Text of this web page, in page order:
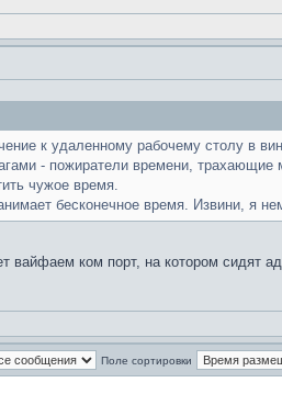
к удаленному рабочему столу в
- пожиратели времени, трахающие
чужое время.
бесконечное время. Извини, я
вайфаем ком порт, на котором сидят
Поле сортировки